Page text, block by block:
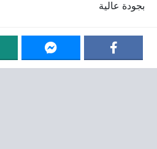
بجودة عالية